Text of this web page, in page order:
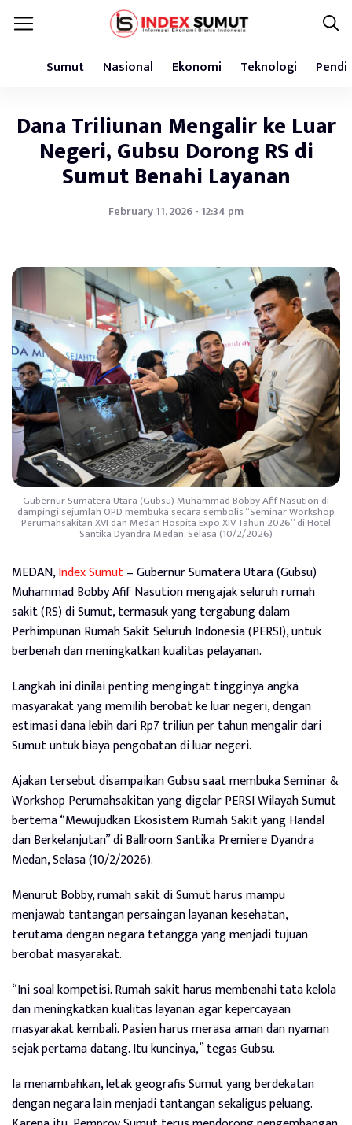
Sumut Nasional Ekonomi Teknologi
Dana Triliunan Mengalir ke Luar
Negeri, Gubsu Dorong RS di
Sumut Benahi Layanan
February 11, 2026 - 12:34 pm
Gubernur Sumatera Utara (Gubsu) Muhammad Bobby Afif Nasution di
dampingi sejumlah OPD membuka secara sembolis “Seminar Workshop
Perumahsakitan XVI dan Medan Hospita Expo XIV Tahun 2026” di Hotel
Santika Dyandra Medan, Selasa (10/2/2026)
MEDAN,Index Sumut– Gubernur Sumatera Utara (Gubsu)
Muhammad Bobby Afif Nasution mengajak seluruh rumah
sakit (RS) di Sumut, termasuk yang tergabung dalam
Perhimpunan Rumah Sakit Seluruh Indonesia (PERSI), untuk
berbenah dan meningkatkan kualitas pelayanan.
Langkah ini dinilai penting mengingat tingginya angka
masyarakat yang memilih berobat ke luar negeri, dengan
estimasi dana lebih dari Rp7 triliun per tahun mengalir dari
Sumut untuk biaya pengobatan di luar negeri.
Ajakan tersebut disampaikan Gubsu saat membuka Seminar &
Workshop Perumahsakitan yang digelar PERSI Wilayah Sumut
bertema “Mewujudkan Ekosistem Rumah Sakit yang Handal
dan Berkelanjutan” di Ballroom Santika Premiere Dyandra
Medan, Selasa (10/2/2026).
Menurut Bobby, rumah sakit di Sumut harus mampu
menjawab tantangan persaingan layanan kesehatan,
terutama dengan negara tetangga yang menjadi tujuan
berobat masyarakat.
“Ini soal kompetisi. Rumah sakit harus membenahi tata kelola
dan meningkatkan kualitas layanan agar kepercayaan
masyarakat kembali. Pasien harus merasa aman dan nyaman
sejak pertama datang. Itu kuncinya,” tegas Gubsu.
Ia menambahkan, letak geografis Sumut yang berdekatan
dengan negara lain menjadi tantangan sekaligus peluang.